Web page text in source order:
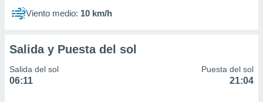
Viento medio: 10 km/h
Salida y Puesta del sol
Salida del sol
06:11
Puesta del sol
21:04